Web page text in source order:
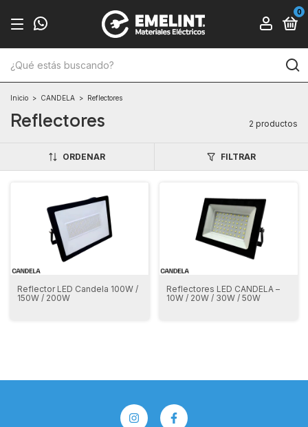
0
Inicio > CANDELA > Reflectores
Reflectores 2 productos
ORDENAR FILTRAR
Reflector LED Candela 100W /
150W / 200W
Reflectores LED CANDELA –
10W / 20W / 30W / 50W